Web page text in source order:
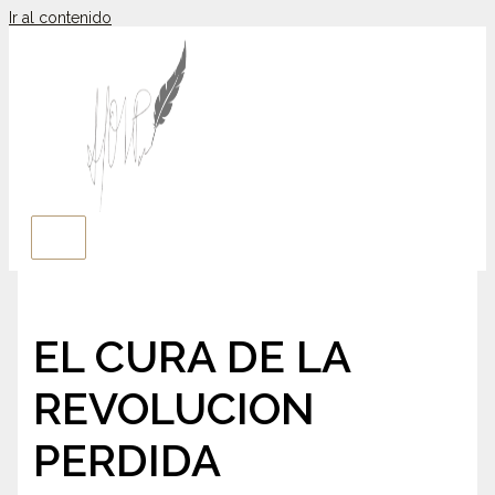
Ir al contenido
EL CURA DE LA
REVOLUCION
PERDIDA